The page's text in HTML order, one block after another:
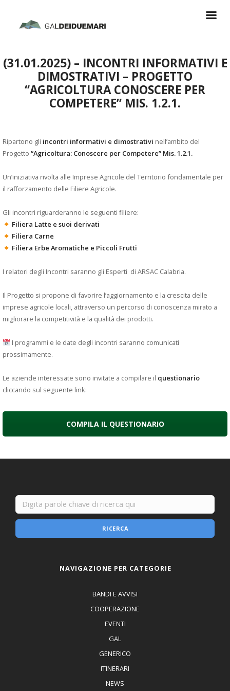
(31.01.2025) – INCONTRI INFORMATIVI E
DIMOSTRATIVI – PROGETTO
“AGRICOLTURA CONOSCERE PER
COMPETERE” MIS. 1.2.1.
Ripartono gli incontri informativi e dimostrativi nell’ambito del
Progetto “Agricoltura: Conoscere per Competere” Mis. 1.2.1.
Un’iniziativa rivolta alle Imprese Agricole del Territorio fondamentale per
il rafforzamento delle Filiere Agricole.
Gli incontri riguarderanno le seguenti filiere:
Filiera Latte e suoi derivati
Filiera Carne
Filiera Erbe Aromatiche e Piccoli Frutti
I relatori degli Incontri saranno gli Esperti di ARSAC Calabria.
Il Progetto si propone di favorire l’aggiornamento e la crescita delle
imprese agricole locali, attraverso un percorso di conoscenza mirato a
migliorare la competitività e la qualità dei prodotti.
I programmi e le date degli incontri saranno comunicati
prossimamente.
Le aziende interessate sono invitate a compilare il questionario
cliccando sul seguente link:
COMPILA IL QUESTIONARIO
RICERCA
NAVIGAZIONE PER CATEGORIE
BANDI E AVVISI
COOPERAZIONE
EVENTI
GAL
GENERICO
ITINERARI
NEWS